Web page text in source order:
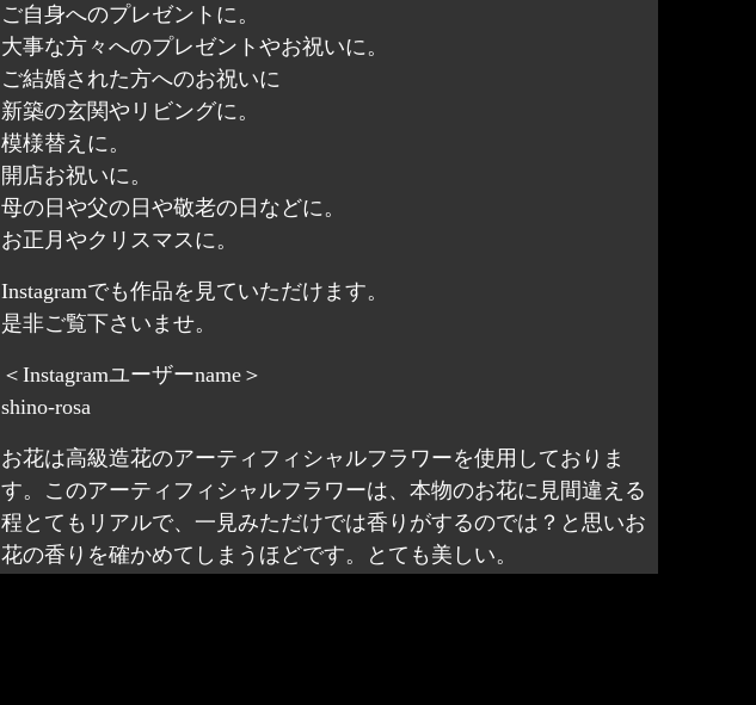
ご自身へのプレゼントに。
大事な方々へのプレゼントやお祝いに。
ご結婚された方へのお祝いに
新築の玄関やリビングに。
模様替えに。
開店お祝いに。
母の日や父の日や敬老の日などに。
お正月やクリスマスに。
Instagramでも作品を見ていただけます。
是非ご覧下さいませ。
＜Instagramユーザーname＞
shino-rosa
お花は高級造花のアーティフィシャルフラワーを使用しておりま
す。このアーティフィシャルフラワーは、本物のお花に見間違える
程とてもリアルで、一見みただけでは香りがするのでは？と思いお
花の香りを確かめてしまうほどです。とても美しい。